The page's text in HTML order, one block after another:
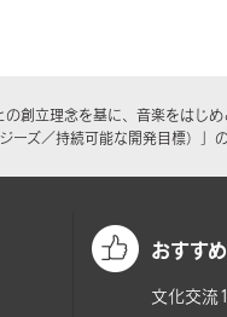
創立理念を基に、音楽をはじ
ーズ／持続可能な開発目標）」
おすす
文化交流